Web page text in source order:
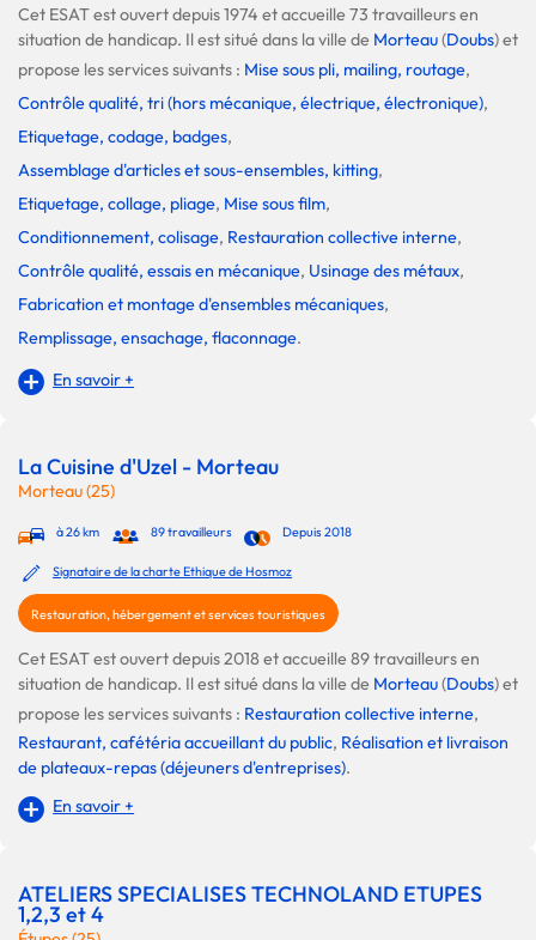
Cet ESAT est ouvert depuis 1974 et accueille 73 travailleurs en
situation de handicap. Il est situé dans la ville de Morteau(Doubs) et
propose les services suivants : Mise sous pli, mailing, routage,
Contrôle qualité, tri (hors mécanique, électrique, électronique),
Etiquetage, codage, badges,
Assemblage d'articles et sous-ensembles, kitting,
Etiquetage, collage, pliage, Mise sous film,
Conditionnement, colisage, Restauration collective interne,
Contrôle qualité, essais en mécanique, Usinage des métaux,
Fabrication et montage d'ensembles mécaniques,
Remplissage, ensachage, flaconnage.
En savoir +
La Cuisine d'Uzel - Morteau
Morteau (25)
à 26 km 89 travailleurs Depuis 2018
Signataire de la charte Ethique de Hosmoz
Restauration, hébergement et services touristiques
Cet ESAT est ouvert depuis 2018 et accueille 89 travailleurs en
situation de handicap. Il est situé dans la ville de Morteau(Doubs) et
propose les services suivants : Restauration collective interne,
Restaurant, cafétéria accueillant du public, Réalisation et livraison
de plateaux-repas (déjeuners d'entreprises).
En savoir +
ATELIERS SPECIALISES TECHNOLAND ETUPES
1,2,3 et 4